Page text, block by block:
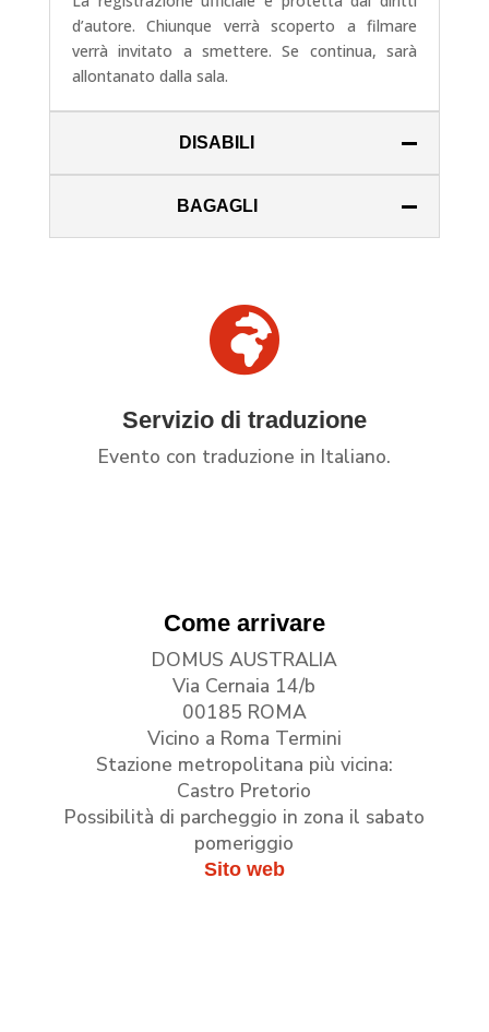
d’autore. Chiunque verrà scoperto a filmare
verrà invitato a smettere. Se continua, sarà
allontanato dalla sala.
DISABILI
BAGAGLI

Servizio di traduzione
Evento con traduzione in Italiano.
Come arrivare
DOMUS AUSTRALIA
Via Cernaia 14/b
00185 ROMA
Vicino a Roma Termini
Stazione metropolitana più vicina:
Castro Pretorio
Possibilità di parcheggio in zona il sabato
pomeriggio
Sito web